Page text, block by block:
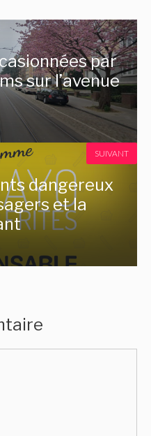
par
sur l’avenue
dangereux
et la
SUIVANT